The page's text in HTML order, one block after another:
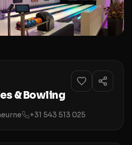
& Bowling
+31 543 513 025